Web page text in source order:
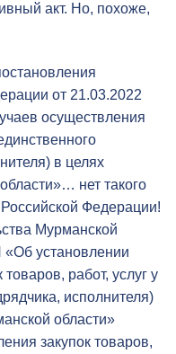
акт. Но, похоже,
от 21.03.2022
осуществления
в целях
нет такого
Федерации!
Мурманской
установлении
работ, услуг у
исполнителя)
области»
закупок товаров,